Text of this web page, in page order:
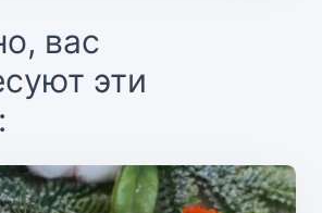
вас
эти